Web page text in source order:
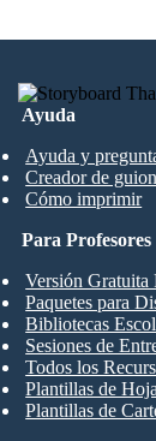
Ayuda
Ayuda y
Creador de
Cómo imprimir
Para Profesores
Versión Gratuita
Paquetes para
Bibliotecas
Sesiones de
Todos los
Plantillas de
Plantillas de